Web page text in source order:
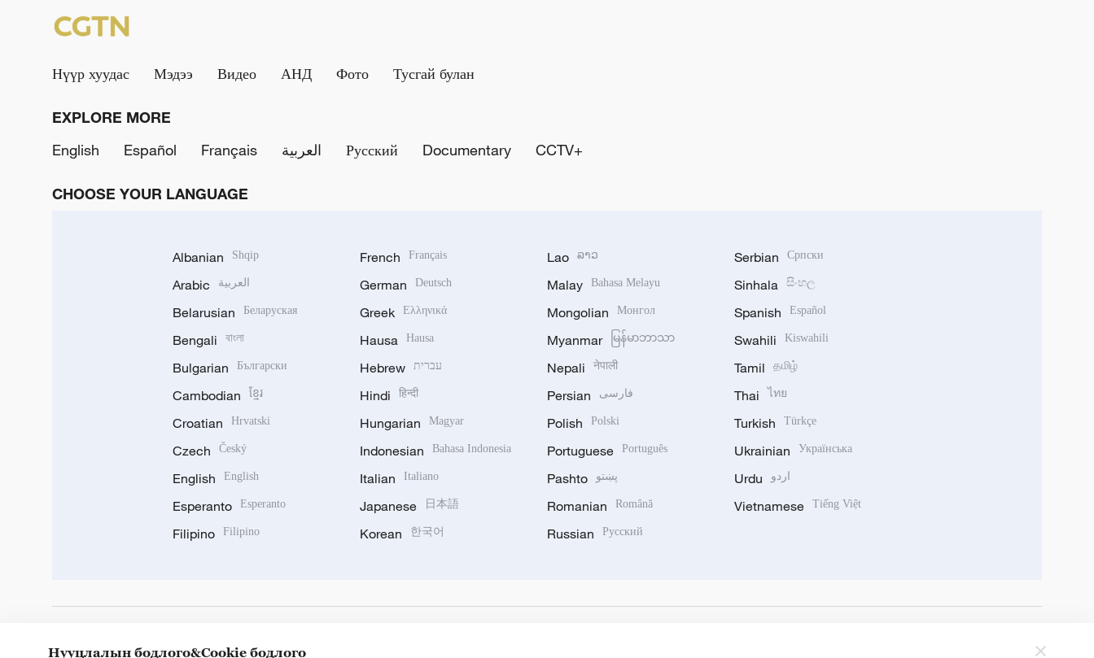
Нүүр хуудас Мэдээ Видео АНД Фото Тусгай булан
EXPLORE MORE
English
Español Français العربية Русский Documentary CCTV+
CHOOSE YOUR LANGUAGE
Albanian Shqip
Arabic العربية
Belarusian Беларуская
Bengali বাংলা
Bulgarian Български
Cambodian ខ្មែរ
Croatian Hrvatski
Czech Český
English English
Esperanto Esperanto
Filipino Filipino
French Français
German Deutsch
Greek Ελληνικά
Hausa Hausa
Hebrew עברית
Hindi हिन्दी
Hungarian Magyar
Indonesian Bahasa Indonesia
Italian Italiano
Japanese 日本語
Korean 한국어
Lao ລາວ
Malay Bahasa Melayu
Mongolian Монгол
Myanmar မြန်မာဘာသာ
Nepali नेपाली
Persian فارسی
Polish Polski
Portuguese Português
Pashto پښتو
Romanian Română
Russian Русский
Serbian Српски
Sinhala සිංහල
Spanish Español
Swahili Kiswahili
Tamil தமிழ்
Thai ไทย
Turkish Türkçe
Ukrainian Українська
Urdu اردو
Vietnamese Tiếng Việt
Нууцлалын бодлого&Cookie бодлого